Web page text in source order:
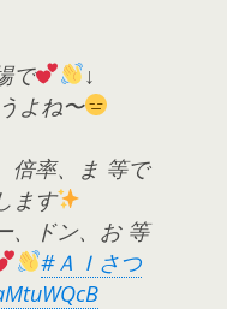
で
↓
よね〜
倍率、ま 等で
ます
、ドン、お 等
#ＡＩさつ